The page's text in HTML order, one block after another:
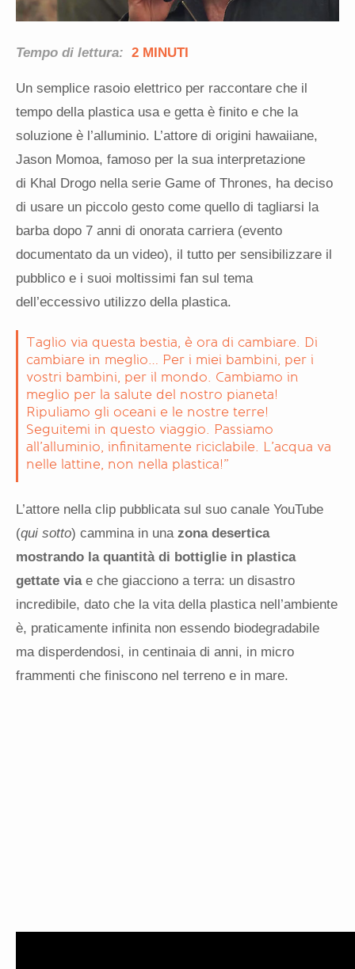
Tempo di lettura: 2 MINUTI
Un semplice rasoio elettrico per raccontare che il
tempo della plastica usa e getta è finito e che la
soluzione è l’alluminio. L’attore di origini hawaiiane,
Jason Momoa, famoso per la sua interpretazione
di Khal Drogo nella serie Game of Thrones, ha deciso
di usare un piccolo gesto come quello di tagliarsi la
barba dopo 7 anni di onorata carriera (evento
documentato da un video), il tutto per sensibilizzare il
pubblico e i suoi moltissimi fan sul tema
dell’eccessivo utilizzo della plastica.
Taglio via questa bestia, è ora di cambiare. Di
cambiare in meglio… Per i miei bambini, per i
vostri bambini, per il mondo. Cambiamo in
meglio per la salute del nostro pianeta!
Ripuliamo gli oceani e le nostre terre!
Seguitemi in questo viaggio. Passiamo
all’alluminio, infinitamente riciclabile. L’acqua va
nelle lattine, non nella plastica!”
L’attore nella clip pubblicata sul suo canale YouTube
(qui sotto) cammina in unazona desertica
mostrando la quantità di bottiglie in plastica
gettate viae che giacciono a terra: un disastro
incredibile, dato che la vita della plastica nell’ambiente
è, praticamente infinita non essendo biodegradabile
ma disperdendosi, in centinaia di anni, in micro
frammenti che finiscono nel terreno e in mare.